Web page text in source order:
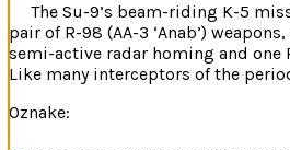
The Su-9’s beam-riding K-5
pair of R-98 (AA-3 ‘Anab’)
semi-active radar homing and one
Like many interceptors of the
Oznake: